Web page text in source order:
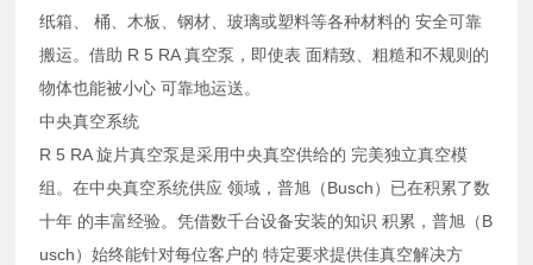
纸箱、 桶、木板、钢材、玻璃或塑料等各种材料的 安全可靠
搬运。借助 R 5 RA 真空泵，即使表 面精致、粗糙和不规则的
物体也能被小心 可靠地运送。
中央真空系统
R 5 RA 旋片真空泵是采用中央真空供给的 完美独立真空模
组。在中央真空系统供应 领域，普旭（Busch）已在积累了数
十年 的丰富经验。凭借数千台设备安装的知识 积累，普旭（B
usch）始终能针对每位客户的 特定要求提供佳真空解决方